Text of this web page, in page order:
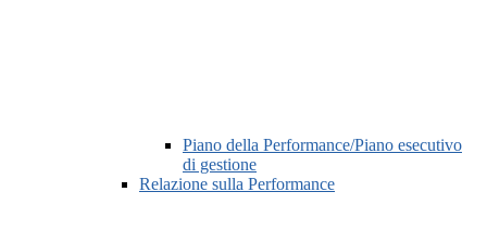
Piano della Performance/Piano esecutivo
di gestione
Relazione sulla Performance